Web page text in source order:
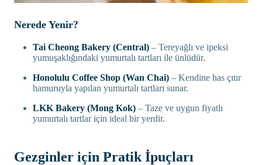
Nerede Yenir?
Tai Cheong Bakery (Central) – Tereyağlı ve ipeksi
yumuşaklığındaki yumurtalı tartları ile ünlüdür.
Honolulu Coffee Shop (Wan Chai) – Kendine has çıtır
hamuruyla yapılan yumurtalı tartları sunar.
LKK Bakery (Mong Kok) – Taze ve uygun fiyatlı
yumurtalı tartlar için ideal bir yerdir.
Gezginler için Pratik İpuçları